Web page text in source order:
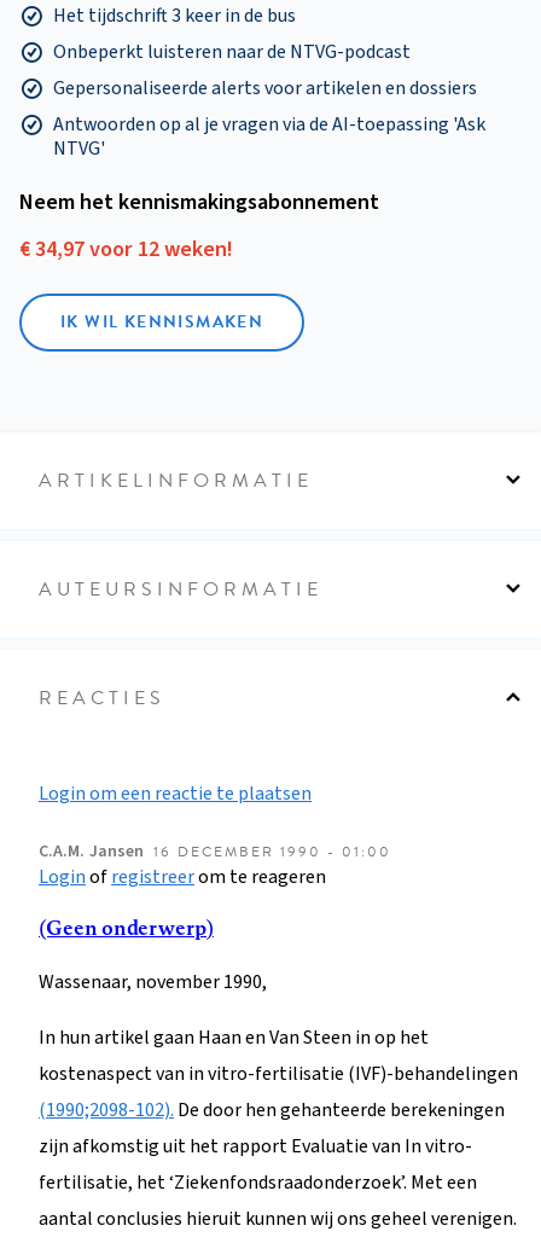
Het tijdschrift 3 keer in de bus
Onbeperkt luisteren naar de NTVG-podcast
Gepersonaliseerde alerts voor artikelen en dossiers
Antwoorden op al je vragen via de AI-toepassing 'Ask
NTVG'
Neem het kennismakings­abonnement
€ 34,97 voor 12 weken!
IK WIL KENNISMAKEN
ARTIKELINFORMATIE
AUTEURSINFORMATIE
REACTIES
Login om een reactie te plaatsen
C.A.M. Jansen 16 DECEMBER 1990 - 01:00
Loginofregistreerom te reageren
(Geen onderwerp)
Wassenaar, november 1990,
In hun artikel gaan Haan en Van Steen in op het
kostenaspect van in vitro-fertilisatie (IVF)-behandelingen
(1990;2098-102). De door hen gehanteerde berekeningen
zijn afkomstig uit het rapport Evaluatie van In vitro-
fertilisatie, het ‘Ziekenfondsraadonderzoek’. Met een
aantal conclusies hieruit kunnen wij ons geheel verenigen.